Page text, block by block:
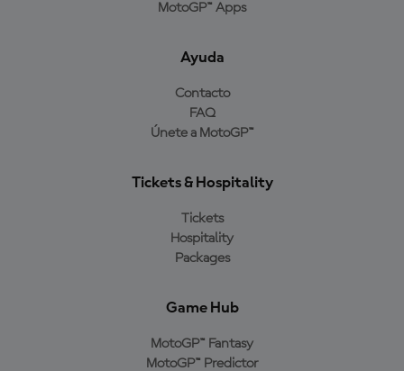
MotoGP™ Apps
Ayuda
Contacto
FAQ
Únete a MotoGP™
Tickets & Hospitality
Tickets
Hospitality
Packages
Game Hub
MotoGP™ Fantasy
MotoGP™ Predictor